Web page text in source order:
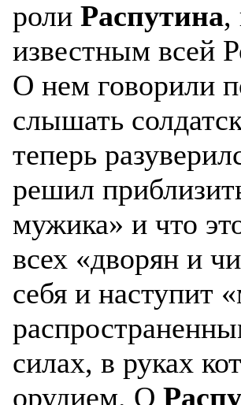
роли Распутина,
известным всей
О нем говорили
слышать
теперь
решил
мужика» и что
всех «дворян и
себя и наступит
силах, в руках
орудием. О